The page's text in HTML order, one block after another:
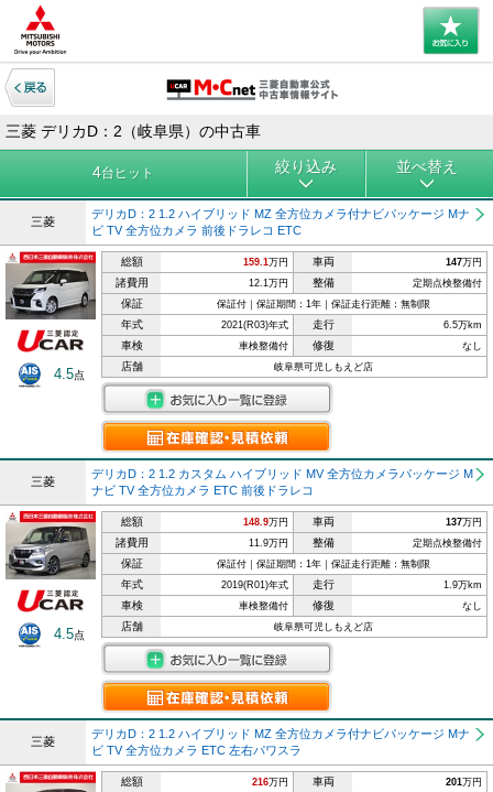
三菱 デリカD：2（岐阜県）の中古車
4台ヒット 絞り込み 並べ替え
三菱
デリカD：2 1.2 ハイブリッド MZ 全方位カメラ付ナビパッケージ Mナ
ビ TV 全方位カメラ 前後ドラレコ ETC
4.5点
総額 159.1万円 車両 147万円
諸費用 12.1万円 整備 定期点検整備付
保証 保証付｜保証期間：1年｜保証走行距離：無制限
年式 2021(R03)年式 走行 6.5万km
車検 車検整備付 修復 なし
店舗 岐阜県可児しもえど店
三菱
デリカD：2 1.2 カスタム ハイブリッド MV 全方位カメラパッケージ M
ナビ TV 全方位カメラ ETC 前後ドラレコ
4.5点
総額 148.9万円 車両 137万円
諸費用 11.9万円 整備 定期点検整備付
保証 保証付｜保証期間：1年｜保証走行距離：無制限
年式 2019(R01)年式 走行 1.9万km
車検 車検整備付 修復 なし
店舗 岐阜県可児しもえど店
三菱
デリカD：2 1.2 ハイブリッド MZ 全方位カメラ付ナビパッケージ Mナ
ビ TV 全方位カメラ ETC 左右パワスラ
総額 216万円 車両 201万円